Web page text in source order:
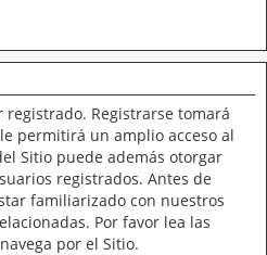
Registrarse tomará
permitirá un amplio acceso al
Sitio puede además otorgar
registrados. Antes de
familiarizado con nuestros
Por favor lea las
por el Sitio.